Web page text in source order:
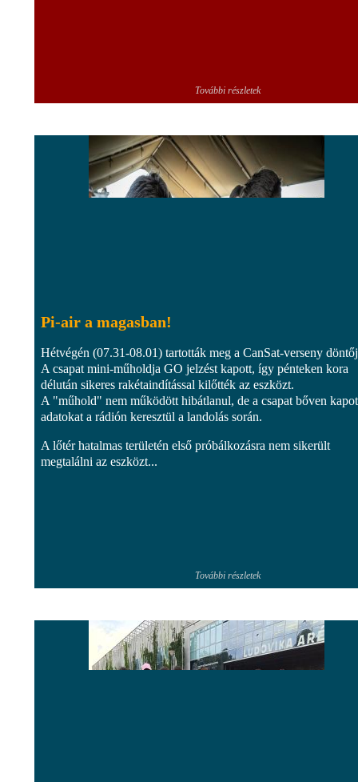
További részletek
Pi-air a magasban!
Hétvégén (07.31-08.01) tartották meg a CanSat-verseny
A csapat mini-műholdja GO jelzést kapott, így pénteken kora
délután sikeres rakétaindítással kilőtték az eszközt.
A "műhold" nem működött hibátlanul, de a csapat bőven
adatokat a rádión keresztül a landolás során.
A lőtér hatalmas területén első próbálkozásra nem sikerült
megtalálni az eszközt...
További részletek